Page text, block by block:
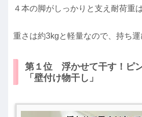
４本の脚がしっかりと支え耐荷重
重さは約3kgと軽量なので、持ち運
第１位 浮かせて干す！ピ
「壁付け物干し」